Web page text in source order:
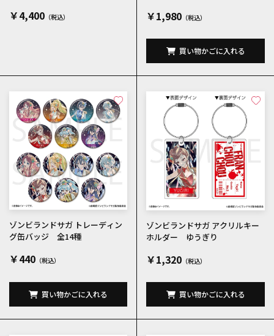
￥4,400 ￥1,980
買い物かごに入れる
ゾンビランドサガ トレーディン
グ缶バッジ 全14種
￥440
買い物かごに入れる
ゾンビランドサガ アクリルキー
ホルダー ゆうぎり
￥1,320
買い物かごに入れる